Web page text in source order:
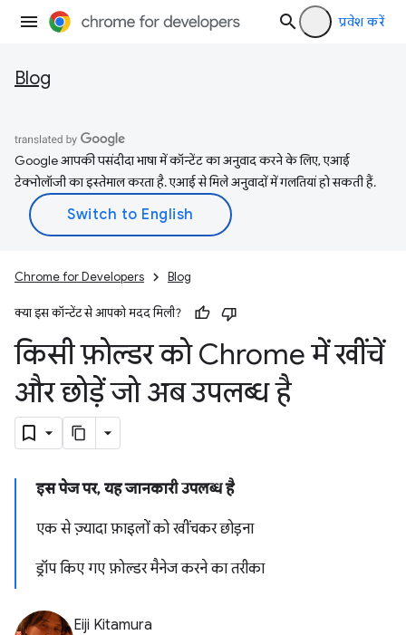
प्रवेश करें
Blog
Google आपकी पसंदीदा भाषा में कॉन्टेंट का अनुवाद करने के लिए, एआई
टेक्नोलॉजी का इस्तेमाल करता है. एआई से मिले अनुवादों में गलतियां हो सकती हैं.
Chrome for Developers Blog
क्या इस कॉन्टेंट से आपको मदद मिली?
किसी फ़ोल्डर को Chrome में खींचें
और छोड़ें जो अब उपलब्ध है
इस पेज पर, यह जानकारी उपलब्ध है
एक से ज़्यादा फ़ाइलों को खींचकर छोड़ना
ड्रॉप किए गए फ़ोल्डर मैनेज करने का तरीका
Eiji Kitamura